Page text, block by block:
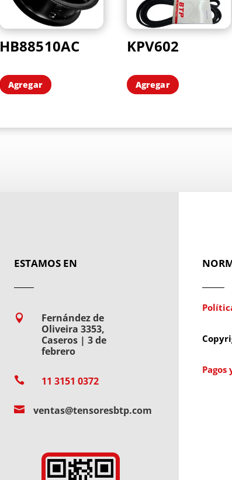
HB88510AC
Agregar
KPV602
Agregar
ESTAMOS EN

Fernández de
Oliveira 3353,
Caseros | 3 de
febrero
 11 3151 0372
 ventas@tensoresbtp.com
Pagos